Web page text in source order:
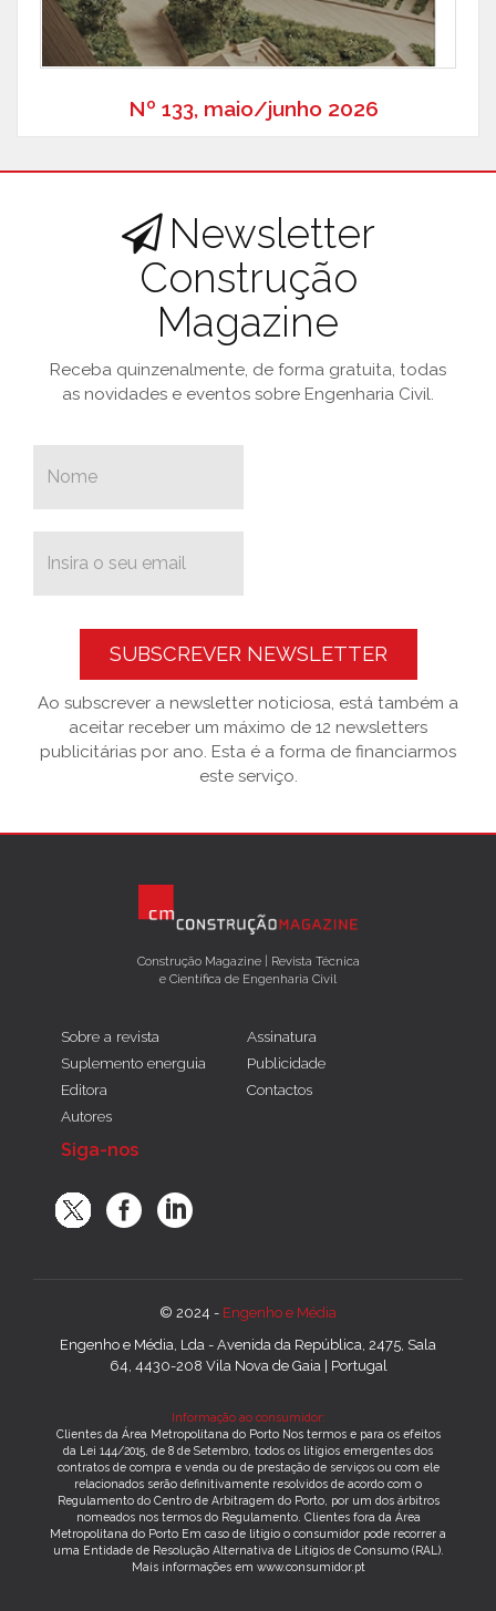
Nº 133, maio/junho 2026
Newsletter
Construção
Magazine
Receba quinzenalmente, de forma gratuita, todas
as novidades e eventos sobre Engenharia Civil.
SUBSCREVER NEWSLETTER
Ao subscrever a newsletter noticiosa, está também a
aceitar receber um máximo de 12 newsletters
publicitárias por ano. Esta é a forma de financiarmos
este serviço.
Construção Magazine | Revista Técnica
e Científica de Engenharia Civil
Sobre a revista
Suplemento energuia
Editora
Autores
Assinatura
Publicidade
Contactos
Siga-nos
© 2024 - Engenho e Média
Engenho e Média, Lda - Avenida da República, 2475, Sala
64, 4430-208 Vila Nova de Gaia | Portugal
Informação ao consumidor:
Clientes da Área Metropolitana do Porto Nos termos e para os efeitos
da Lei 144/2015, de 8 de Setembro, todos os litígios emergentes dos
contratos de compra e venda ou de prestação de serviços ou com ele
relacionados serão definitivamente resolvidos de acordo com o
Regulamento do Centro de Arbitragem do Porto, por um dos árbitros
nomeados nos termos do Regulamento. Clientes fora da Área
Metropolitana do Porto Em caso de litígio o consumidor pode recorrer a
uma Entidade de Resolução Alternativa de Litígios de Consumo (RAL).
Mais informações em www.consumidor.pt